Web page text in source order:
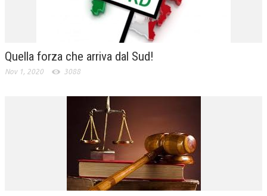
Quella forza che arriva dal Sud!
Nov 1, 2020 3088